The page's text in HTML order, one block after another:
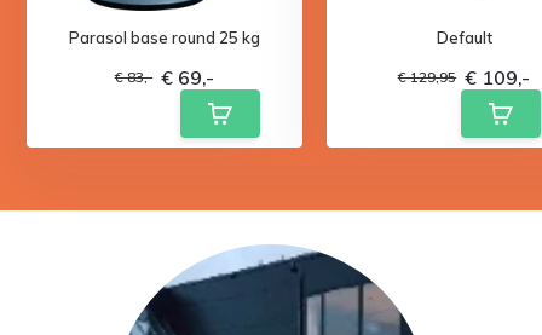
Parasol base round 25 kg
€ 83,- € 69,-
Default
€ 129,95 € 109,-